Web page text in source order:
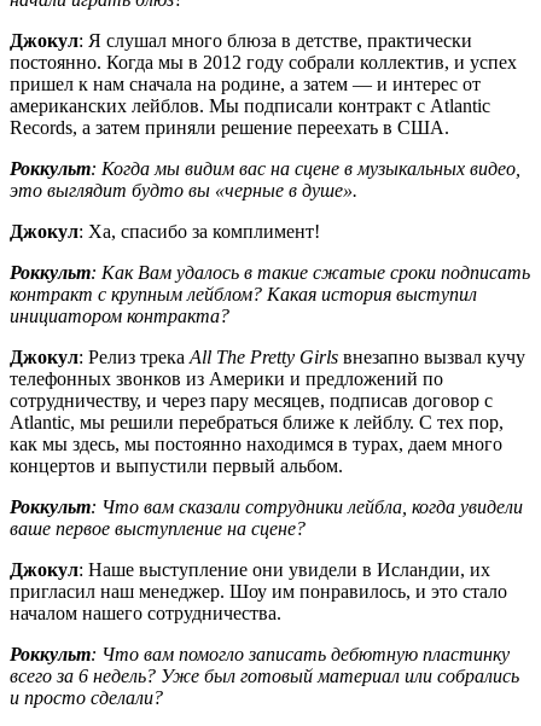
Джокул: Я слушал много блюза в детстве, практически
постоянно. Когда мы в 2012 году собрали коллектив, и успех
пришел к нам сначала на родине, а затем — и интерес от
американских лейблов. Мы подписали контракт с Atlantic
Records, а затем приняли решение переехать в США.
Роккульт: Когда мы видим вас на сцене в музыкальных видео,
это выглядит будто вы «черные в душе».
Джокул: Ха, спасибо за комплимент!
Роккульт: Как Вам удалось в такие сжатые сроки подписать
контракт с крупным лейблом? Какая история выступил
инициатором контракта?
Джокул: Релиз трека All The Pretty Girls внезапно вызвал кучу
телефонных звонков из Америки и предложений по
сотрудничеству, и через пару месяцев, подписав договор с
Atlantic, мы решили перебраться ближе к лейблу. С тех пор,
как мы здесь, мы постоянно находимся в турах, даем много
концертов и выпустили первый альбом.
Роккульт: Что вам сказали сотрудники лейбла, когда увидели
ваше первое выступление на сцене?
Джокул: Наше выступление они увидели в Исландии, их
пригласил наш менеджер. Шоу им понравилось, и это стало
началом нашего сотрудничества.
Роккульт: Что вам помогло записать дебютную пластинку
всего за 6 недель? Уже был готовый материал или собрались
и просто сделали?